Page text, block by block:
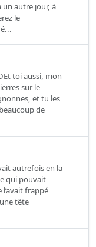
un autre jour, à
le
toi aussi, mon
sur le
et tu les
de
autrefois en la
qui pouvait
frappé
tête